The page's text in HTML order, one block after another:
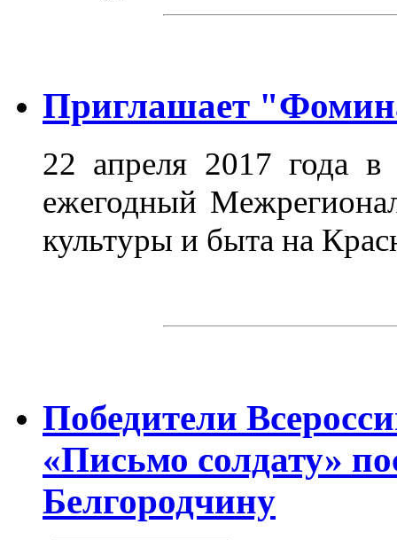
Приглашает
22 апреля 2017 года в
ежегодный
культуры и быта на
Победители
«Письмо солдату»
Белгородчину